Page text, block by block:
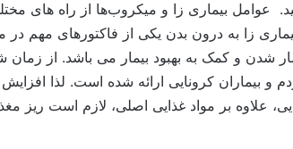
عوامل بیماری زا و میکروب‌ها از راه های
زا به درون بدن یکی از فاکتورهای مهم
بیماران کرونایی ارائه شده است. لذا
علاوه بر مواد غذایی اصلی، لازم است ریز